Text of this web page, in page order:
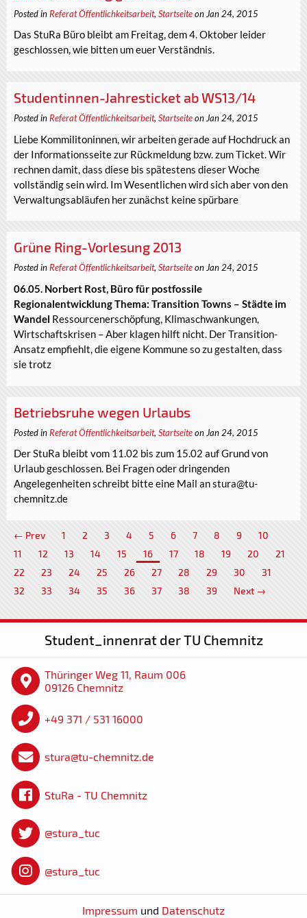
Posted in Referat Öffentlichkeitsarbeit, Startseiteon Jan 24, 2015
Das StuRa Büro bleibt am Freitag, dem 4. Oktober leider
geschlossen, wie bitten um euer Verständnis.
Studentinnen-Jahresticket ab WS13/14
Posted in Referat Öffentlichkeitsarbeit, Startseiteon Jan 24, 2015
Liebe Kommilitoninnen, wir arbeiten gerade auf Hochdruck an
der Informationsseite zur Rückmeldung bzw. zum Ticket. Wir
rechnen damit, dass diese bis spätestens dieser Woche
vollständig sein wird. Im Wesentlichen wird sich aber von den
Verwaltungsabläufen her zunächst keine spürbare
Grüne Ring-Vorlesung 2013
Posted inReferat Öffentlichkeitsarbeit, Startseiteon Jan 24, 2015
06.05. Norbert Rost, Büro für postfossile
Regionalentwicklung Thema: Transition Towns – Städte im
Wandel Ressourcenerschöpfung, Klimaschwankungen,
Wirtschaftskrisen – Aber klagen hilft nicht. Der Transition-
Ansatz empfiehlt, die eigene Kommune so zu gestalten, dass
sie trotz
Betriebsruhe wegen Urlaubs
Posted in Referat Öffentlichkeitsarbeit, Startseiteon Jan 24, 2015
Der StuRa bleibt vom 11.02 bis zum 15.02 auf Grund von
Urlaub geschlossen. Bei Fragen oder dringenden
Angelegenheiten schreibt bitte eine Mail an stura@tu-
chemnitz.de
← Prev 1 2 3 4 5 6 7 8 9
10
11
12 13 14 15 16 17 18 19 20
21
22
23 24 25 26 27 28 29 30
31
32
33 34 35 36 37 38 39 Next →
Student_innenrat der TU Chemnitz
Thüringer Weg 11, Raum 006
09126 Chemnitz
+49 371 / 531 16000
stura@tu-chemnitz.de
StuRa - TU Chemnitz
@stura_tuc
@stura_tuc
Impressum und Datenschutz